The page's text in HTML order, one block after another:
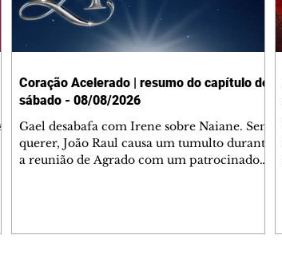
Coração Acelerado | resumo do capítulo de
sábado - 08/08/2026
Gael desabafa com Irene sobre Naiane. Sem
querer, João Raul causa um tumulto durante
a reunião de Agrado com um patrocinador.